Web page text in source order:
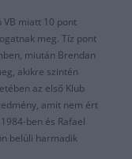
VB miatt 10 pont
meg. Tíz pont
miután Brendan
akikre szintén
az első Klub
amit nem ért
ben és Rafael
belüli harmadik